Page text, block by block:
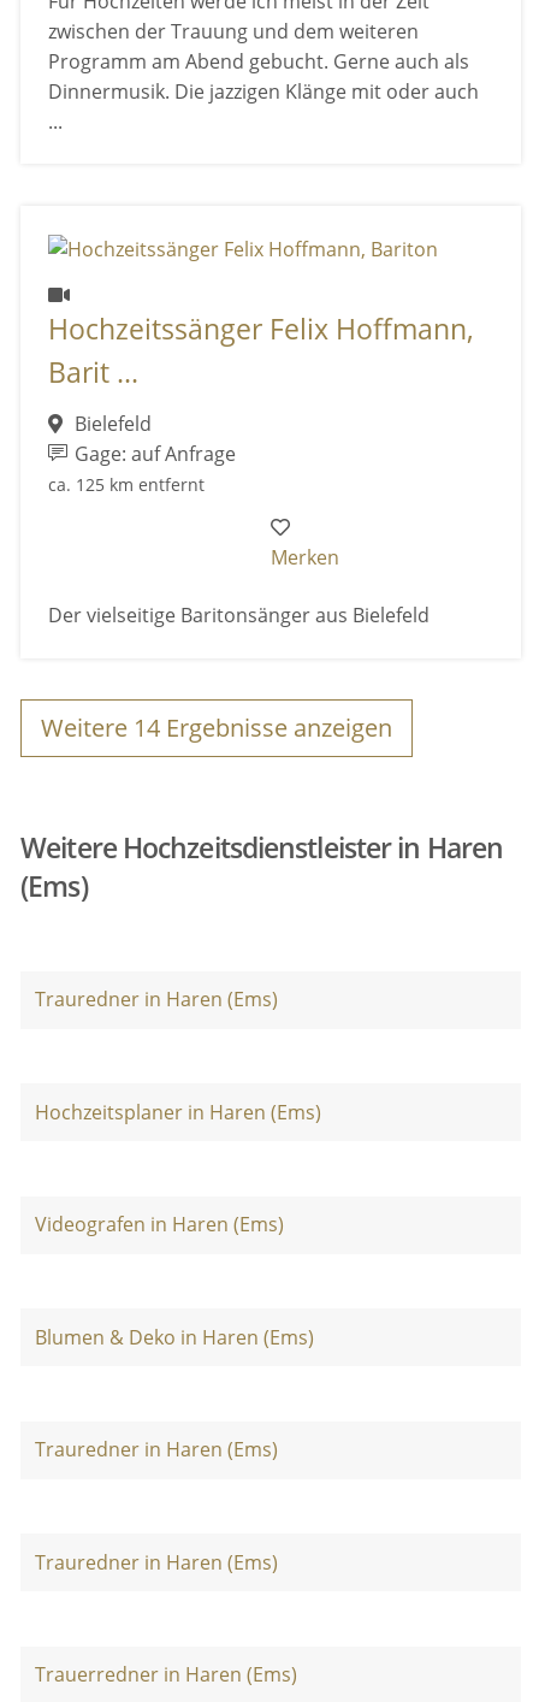
zwischen der Trauung und dem weiteren
Programm am Abend gebucht. Gerne auch als
Dinnermusik. Die jazzigen Klänge mit oder auch
...
Hochzeitssänger Felix Hoffmann,
Barit ...
Bielefeld
Gage: auf Anfrage
ca. 125 km entfernt
Merken
Der vielseitige Baritonsänger aus Bielefeld
Weitere 14 Ergebnisse anzeigen
Weitere Hochzeitsdienstleister in Haren
(Ems)
Trauredner in Haren (Ems)
Hochzeitsplaner in Haren (Ems)
Videografen in Haren (Ems)
Blumen & Deko in Haren (Ems)
Trauredner in Haren (Ems)
Trauredner in Haren (Ems)
Trauerredner in Haren (Ems)